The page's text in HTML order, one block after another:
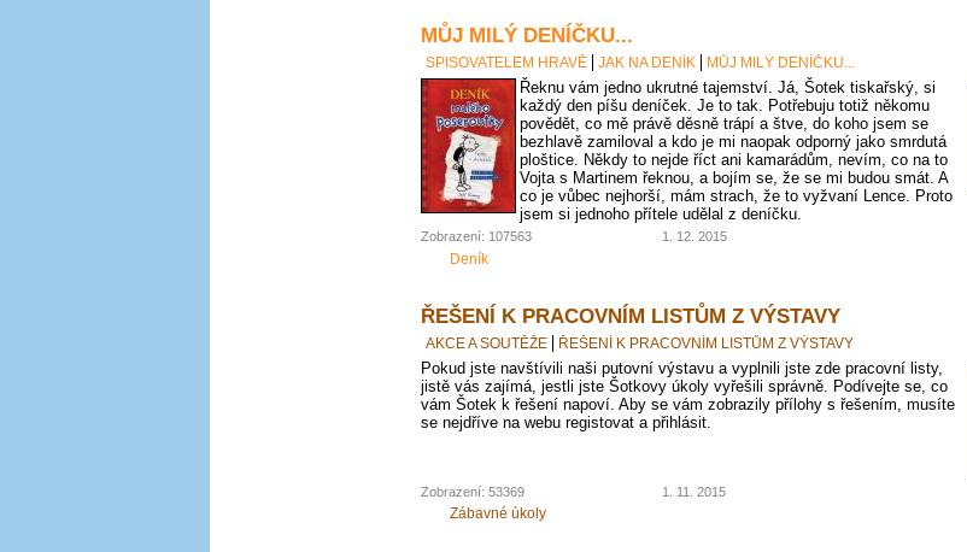
MŮJ MILÝ DENÍČKU...
SPISOVATELEM HRAVĚ JAK NA DENÍK MŮJ MILÝ DENÍČKU...
Řeknu vám jedno ukrutné tajemství. Já, Šotek tiskařský, si
každý den píšu deníček. Je to tak. Potřebuju totiž někomu
povědět, co mě právě děsně trápí a štve, do koho jsem se
bezhlavě zamiloval a kdo je mi naopak odporný jako smrdutá
ploštice. Někdy to nejde říct ani kamarádům, nevím, co na to
Vojta s Martinem řeknou, a bojím se, že se mi budou smát. A
co je vůbec nejhorší, mám strach, že to vyžvaní Lence. Proto
jsem si jednoho přítele udělal z deníčku.
Zobrazení: 107563 1. 12. 2015
Deník
ŘEŠENÍ K PRACOVNÍM LISTŮM Z VÝSTAVY
AKCE A SOUTĚŽE ŘEŠENÍ K PRACOVNÍM LISTŮM Z VÝSTAVY
Pokud jste navštívili naši putovní výstavu a vyplnili jste zde pracovní listy,
jistě vás zajímá, jestli jste Šotkovy úkoly vyřešili správně. Podívejte se, co
vám Šotek k řešení napoví. Aby se vám zobrazily přílohy s řešením, musíte
se nejdříve na webu registovat a přihlásit.
Zobrazení: 53369 1. 11. 2015
Zábavné úkoly